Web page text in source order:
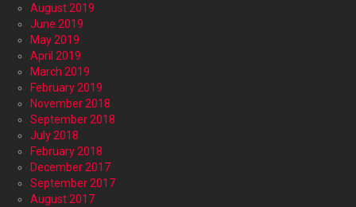
August 2019
June 2019
May 2019
April 2019
March 2019
February 2019
November 2018
September 2018
July 2018
February 2018
December 2017
September 2017
August 2017